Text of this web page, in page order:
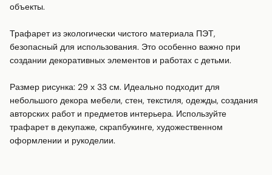
объекты.
Трафарет из экологически чистого материала ПЭТ,
безопасный для использования. Это особенно важно при
создании декоративных элементов и работах с детьми.
Размер рисунка: 29 х 33 см. Идеально подходит для
небольшого декора мебели, стен, текстиля, одежды, создания
авторских работ и предметов интерьера. Используйте
трафарет в декупаже, скрапбукинге, художественном
оформлении и рукоделии.